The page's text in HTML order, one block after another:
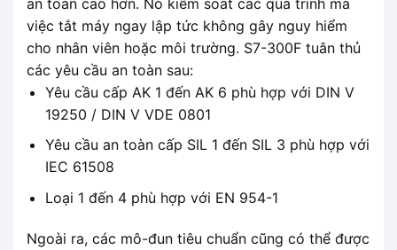
việc tắt máy ngay lập tức không gây nguy hiểm
cho nhân viên hoặc môi trường. S7-300F tuân thủ
các yêu cầu an toàn sau:
Yêu cầu cấp AK 1 đến AK 6 phù hợp với DIN V
19250 / DIN V VDE 0801
Yêu cầu an toàn cấp SIL 1 đến SIL 3 phù hợp với
IEC 61508
Loại 1 đến 4 phù hợp với EN 954-1
Ngoài ra, các mô-đun tiêu chuẩn cũng có thể được